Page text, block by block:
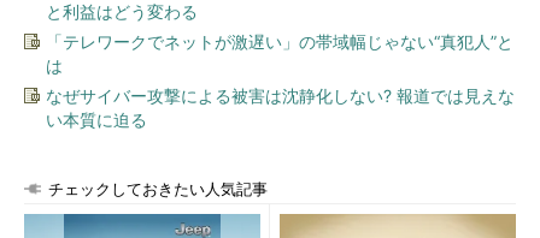
と利益はどう変わる
「テレワークでネットが激遅い」の帯域幅じゃない“真犯人”と
は
なぜサイバー攻撃による被害は沈静化しない? 報道では見えな
い本質に迫る
チェックしておきたい人気記事